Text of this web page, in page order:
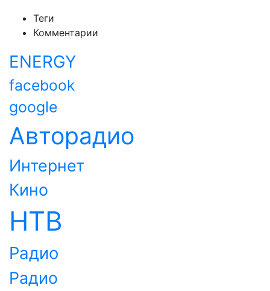
Теги
Комментарии
ENERGY
facebook
google
Авторадио
Интернет
Кино
НТВ
Радио
Радио